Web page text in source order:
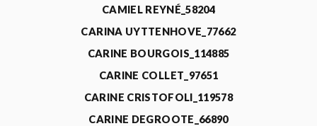
CAMIEL REYNÉ_58204
CARINA UYTTENHOVE_77662
CARINE BOURGOIS_114885
CARINE COLLET_97651
CARINE CRISTOFOLI_119578
CARINE DEGROOTE_66890